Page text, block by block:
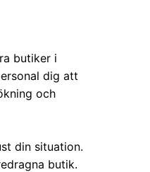
butiker i
dig att
och
din situation.
butik.